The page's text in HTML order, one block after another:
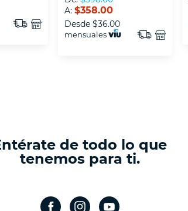
A: $358.00
Desde $36.00
mensuales
de todo lo que
tenemos para ti.